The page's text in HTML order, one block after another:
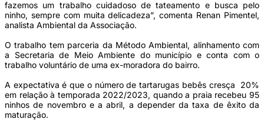
fazemos um trabalho cuidadoso de tateamento e busca pelo
ninho, sempre com muita delicadeza”, comenta Renan Pimentel,
analista Ambiental da Associação.
O trabalho tem parceria da Método Ambiental, alinhamento com
a Secretaria de Meio Ambiente do município e conta com o
trabalho voluntário de uma ex-moradora do bairro.
A expectativa é que o número de tartarugas bebês cresça 20%
em relação à temporada 2022/2023, quando a praia recebeu 95
ninhos de novembro e a abril, a depender da taxa de êxito da
maturação.